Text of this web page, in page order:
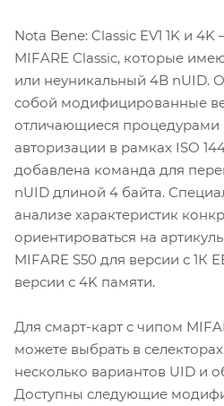
Nota Bene: Classic EV1 1K и 4K
MIFARE Classic, которые
или неуникальный 4B nUID.
собой модифицированные
отличающиеся процедурами
авторизации в рамках ISO
добавлена команда для
nUID длиной 4 байта.
анализе характеристик
ориентироваться на
MIFARE S50 для версии с 1К
версии с 4K памяти.
Для смарт-карт с чипом
можете выбрать в
несколько вариантов UID и
Доступны следующие